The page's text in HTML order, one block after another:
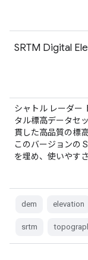
SRTM Digital
シャトル レーダー
タル標高データセ
貫した高品質の標
このバージョンの
を埋め、使いやす
dem elevation
srtm